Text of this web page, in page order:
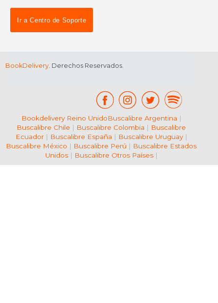
50%
dcto.
Ir a Centro de Soporte
BookDelivery. Derechos Reservados.
Bookdelivery Reino UnidoBuscalibre Argentina |
Buscalibre Chile | Buscalibre Colombia | Buscalibre
Ecuador| Buscalibre España | Buscalibre Uruguay|
Buscalibre México | Buscalibre Perú | Buscalibre Estados
Unidos| Buscalibre Otros Países|